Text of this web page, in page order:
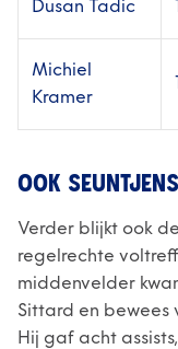
Dusan Tadic
Michiel
Kramer
OOK
Verder blijkt ook
regelrechte
middenvelder
Sittard en bewees
Hij gaf acht